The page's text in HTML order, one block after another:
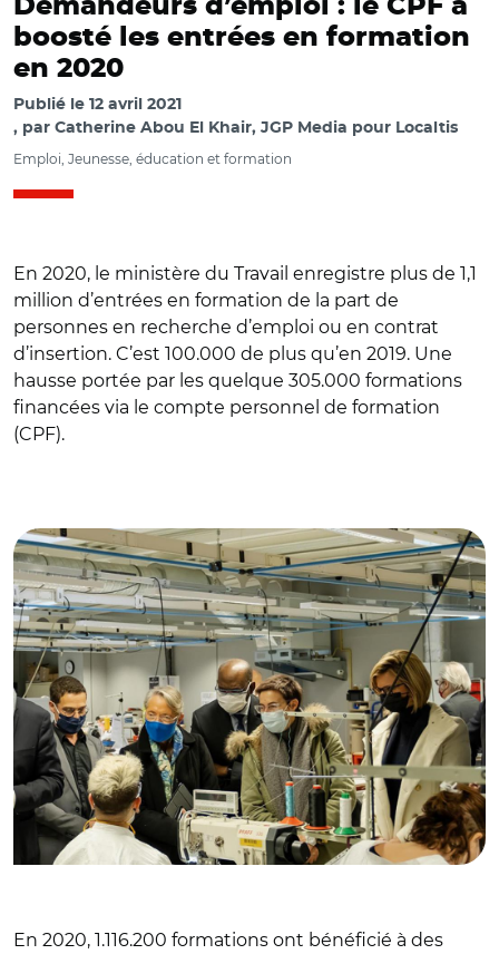
Demandeurs d’emploi : le CPF a
boosté les entrées en formation
en 2020
Publié le 12 avril 2021
par Catherine Abou El Khair, JGP Media pour Localtis
Emploi, Jeunesse, éducation et formation
En 2020, le ministère du Travail enregistre plus de 1,1
million d’entrées en formation de la part de
personnes en recherche d’emploi ou en contrat
d’insertion. C’est 100.000 de plus qu’en 2019. Une
hausse portée par les quelque 305.000 formations
financées via le compte personnel de formation
(CPF).
En 2020, 1.116.200 formations ont bénéficié à des